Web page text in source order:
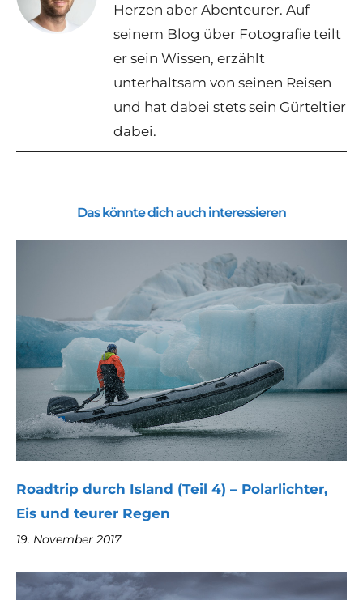
Herzen aber Abenteurer. Auf
seinem Blog über Fotografie teilt
er sein Wissen, erzählt
unterhaltsam von seinen Reisen
und hat dabei stets sein Gürteltier
dabei.
Das könnte dich auch interessieren
Roadtrip durch Island (Teil 4) – Polarlichter,
Eis und teurer Regen
19. November 2017